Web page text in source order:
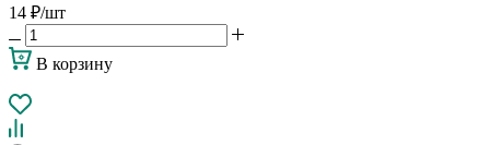
14 ₽/шт
В корзину